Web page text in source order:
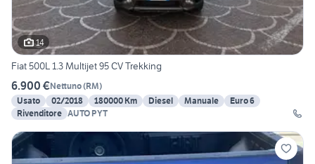
14
Fiat 500L 1.3 Multijet 95 CV Trekking
6.900 €Nettuno(RM)
Usato
02/2018 180000 Km Diesel Manuale
Euro 6
Rivenditore AUTO PYT